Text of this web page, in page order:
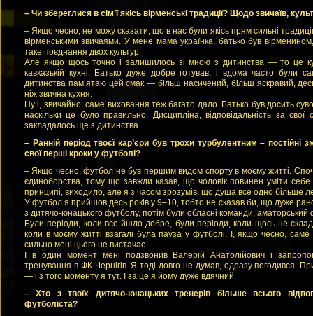
– Чи збереглися в сім’ї якісь вірменські традиції? Щодо звичаїв,
– Якщо чесно, не можу сказати, що в нас були якісь прям сильні
вірменськими звичаями. У мене мама українка, батько був
таке поєднання двох культур.
Але якщо щось точно і залишилось зі мною з дитинства — то це
кавказькій кухні. Батько дуже добре готував, і вдома часто були
дитинства пам’ятаю цей смак — більш насичений, більш яскравий,
ніж звична кухня.
Ну і, звичайно, саме виховання теж багато дало. Батько був досить
наскільки це було правильно. Дисципліна, відповідальність за
закладалось ще з дитинства.
– Ранній період твоєї кар’єри був трохи турбулентним – постійні
свої перші кроки у футболі?
– Якщо чесно, футбол не був першим видом спорту в моєму житті.
єдиноборства, тому що завжди казав, що чоловік повинен уміти
принципі, виходило, але я з часом зрозумів, що душа все одно більше
У футбол я прийшов десь років у 9–10, тобто не сказав би, що дуже
з дитячо-юнацького футболу, потім були обласні команди, аматорський
Були періоди, коли все йшло добре, були періоди, коли щось не
коли в моєму житті взагалі була пауза у футболі. І, якщо чесно, саме
сильно мені цього не вистачає.
І в один момент мені подзвонив Валерій Анатолійович і
тренування в ФК Чернігів. Я тоді довго не думав, одразу погодився.
— і з того моменту я тут. І за це я йому дуже вдячний.
– Хто з твоїх дитячо-юнацьких тренерів більше всього
футболіста?